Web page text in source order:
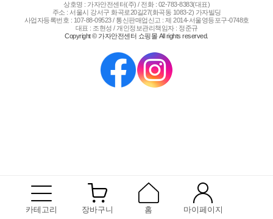
카테고리 장바구니 홈 마이페이지
상호명 : 가자안전센터(주) / 전화 : 02-783-8383(대표)
주소 : 서울시 강서구 화곡로20길27(화곡동 1083-2) 가자빌딩
사업자등록번호 : 107-88-09523 / 통신판매업신고 : 제 2014-서울영등포구-0748호
대표 : 조현성 / 개인정보관리책임자 : 정준규
Copyright © 가자안전센터 쇼핑몰 All rights reserved.